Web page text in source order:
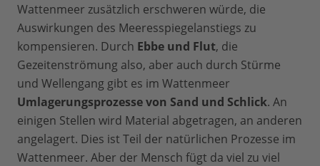
Wattenmeer zusätzlich erschweren würde, die
Auswirkungen des Meeresspiegelanstiegs zu
kompensieren. Durch Ebbe und Flut, die
Gezeitenströmung also, aber auch durch Stürme
und Wellengang gibt es im Wattenmeer
Umlagerungsprozesse von Sand und Schlick. An
einigen Stellen wird Material abgetragen, an anderen
angelagert. Dies ist Teil der natürlichen Prozesse im
Wattenmeer. Aber der Mensch fügt da viel zu viel